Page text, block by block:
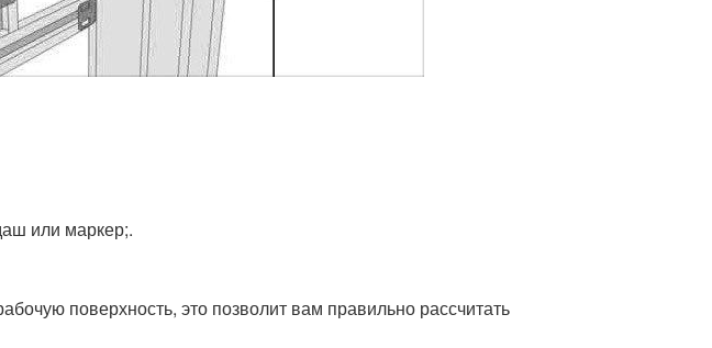
или маркер;.
поверхность, это позволит вам правильно рассчитать